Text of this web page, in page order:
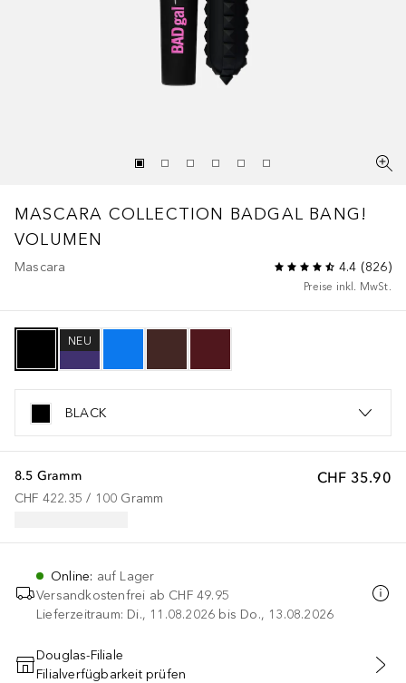
MASCARA COLLECTION BADGAL BANG!
VOLUMEN
Mascara 4.4 (826)
Preise inkl. MwSt.
NEU
BLACK
CHF 35.90
8.5 Gramm
CHF 422.35 / 100 Gramm
Online: auf Lager
Versandkostenfrei ab CHF 49.95
Lieferzeitraum: Di., 11.08.2026 bis Do., 13.08.2026
IN DEN WARENKORB
Douglas-Filiale
Filialverfügbarkeit prüfen